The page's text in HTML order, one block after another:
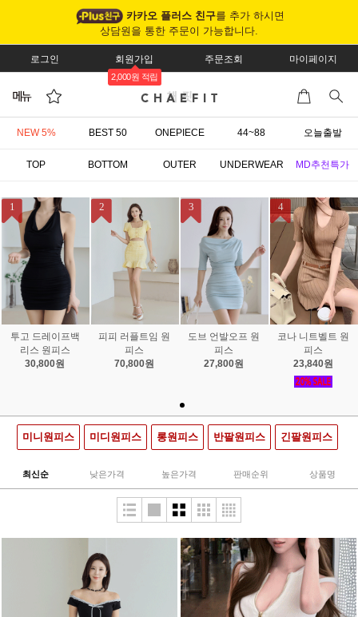
카카오 플러스 친구를 추가 하시면
상담원을 통한 주문이 가능합니다.
로그인 회원가입
2,000원 적립
주문조회 마이페이지
NEW 5% BEST 50 ONEPIECE 44~88 오늘출발
TOP BOTTOM OUTER UNDERWEAR MD추천특가
1
투고 드레이프백
리스 원피스
30,800원
2
피피 러플트임 원
피스
70,800원
3
도브 언발오프 원
피스
27,800원
4
코나 니트벨트 원
피스
23,840원
미니원피스 미디원피스 롱원피스 반팔원피스 긴팔원피스
최신순 낮은가격 높은가격 판매순위 상품명